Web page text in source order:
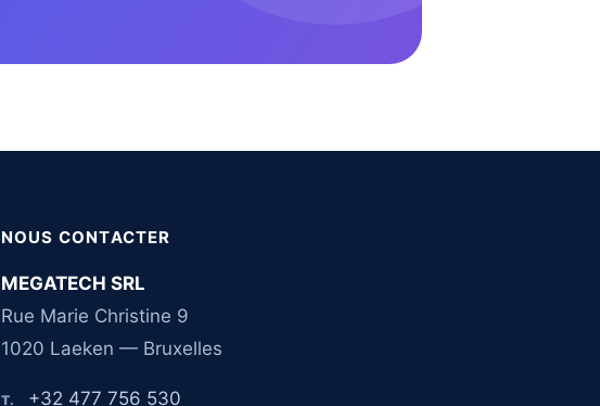
NOUS CONTACTER
MEGATECH SRL
Rue Marie Christine 9
1020 Laeken — Bruxelles
T. +32 477 756 530